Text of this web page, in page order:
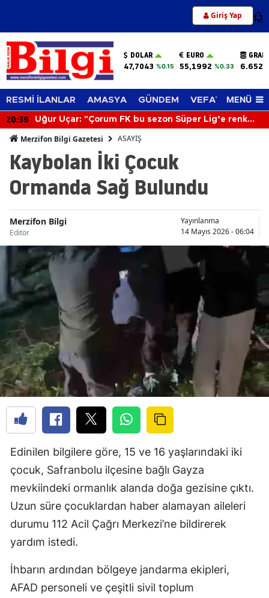
Giriş Yap 12
DOLAR
47,7043 %0.15
EURO
55,1992 %0.33
RESMİ İLANLAR AMASYA GÜNDEM VEFAT EDENLER
MENÜ
20:39
Uğur Uçar: "Çorum FK bu sezon Süper Lig’e renk
Merzifon Bilgi Gazetesi ASAYİŞ
Kaybolan İki Çocuk
Ormanda Sağ Bulundu
Merzifon Bilgi
Editör
Yayınlanma
14 Mayıs 2026 - 06:04
Edinilen bilgilere göre, 15 ve 16 yaşlarındaki iki
çocuk, Safranbolu ilçesine bağlı Gayza
mevkiindeki ormanlık alanda doğa gezisine çıktı.
Uzun süre çocuklardan haber alamayan aileleri
durumu 112 Acil Çağrı Merkezi’ne bildirerek
yardım istedi.
İhbarın ardından bölgeye jandarma ekipleri,
AFAD personeli ve çeşitli sivil toplum